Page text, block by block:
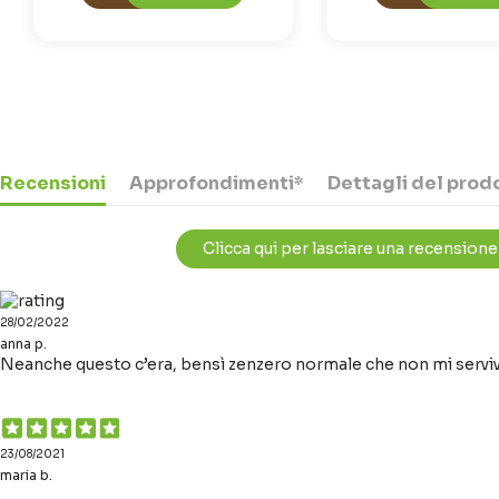
Recensioni Approfondimenti* Dettagli del
Clicca qui per lasciare una recensione
28/02/2022
anna p.
Neanche questo c’era, bensì zenzero normale che non mi
23/08/2021
maria b.